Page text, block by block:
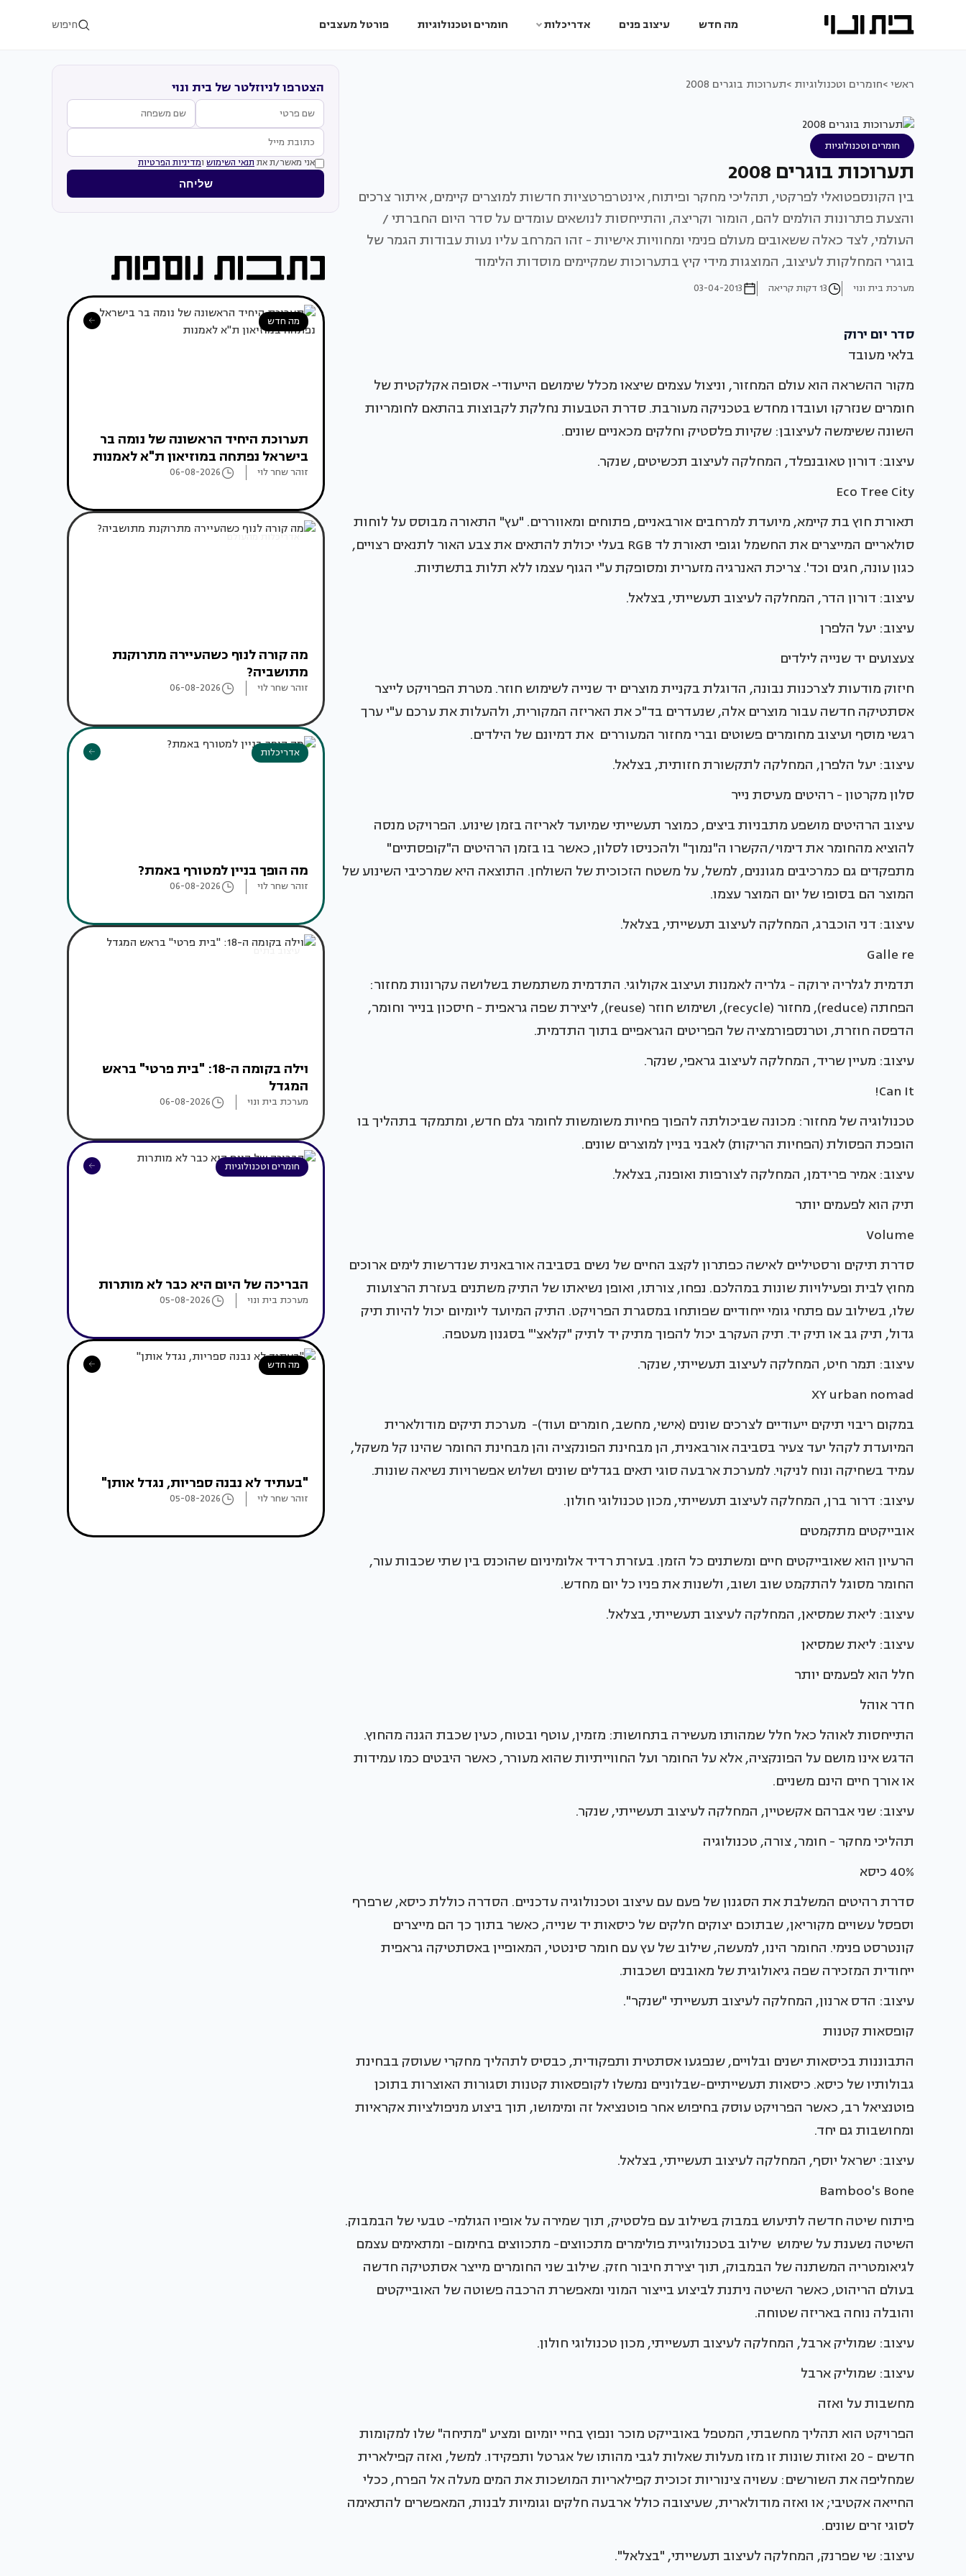
מה חדש עיצוב פנים אדריכלות חומרים וטכנולוגיות פורטל מעצבים חיפוש
ראשי >חומרים וטכנולוגיות >תערוכות בוגרים 2008
חומרים וטכנולוגיות
תערוכות בוגרים 2008
בין הקונספטואלי לפרקטי, תהליכי מחקר ופיתוח, אינטרפרטציות חדשות למוצרים קיימים, איתור צרכים
והצעת פתרונות הולמים להם, הומור וקריצה, והתייחסות לנושאים עומדים על סדר היום החברתי /
העולמי, לצד כאלה ששאובים מעולם פנימי ומחוויות אישיות - זהו המרחב עליו נעות עבודות הגמר של
בוגרי המחלקות לעיצוב, המוצגות מידי קיץ בתערוכות שמקיימים מוסדות הלימוד
מערכת בית ונוי 13 דקות קריאה 03-04-2013
סדר יום ירוק
בלאי מעובד
מקור ההשראה הוא עולם המחזור, וניצול עצמים שיצאו מכלל שימושם הייעודי- אסופה אקלקטית של
חומרים שנזרקו ועובדו מחדש בטכניקה מעורבת. סדרת הטבעות נחלקת לקבוצות בהתאם לחומריות
השונה ששימשה לעיצובן: שקיות פלסטיק וחלקים מכאניים שונים.
עיצוב: דורון טאובנפלד, המחלקה לעיצוב תכשיטים, שנקר.
Eco Tree City
תאורת חוץ בת קיימא, מיועדת למרחבים אורבאניים, פתוחים ומאווררים. "עץ" התאורה מבוסס על לוחות
סולאריים המייצרים את החשמל וגופי תאורת לד RGB בעלי יכולת להתאים את צבע האור לתנאים רצויים,
כגון עונה, חגים וכד'. צריכת האנרגיה מזערית ומסופקת ע"י הגוף עצמו ללא תלות בתשתיות.
עיצוב: דורון הדר, המחלקה לעיצוב תעשייתי, בצלאל.
עיצוב: יעל הלפרן
צעצועים יד שנייה לילדים
חיזוק מודעות לצרכנות נבונה, הדוגלת בקניית מוצרים יד שנייה לשימוש חוזר. מטרת הפרויקט לייצר
אסתטיקה חדשה עבור מוצרים אלה, שנעדרים בד"כ את האריזה המקורית, ולהעלות את ערכם ע"י ערך
רגשי מוסף ועיצוב מחומרים פשוטים וברי מחזור המעוררים את דמיונם של הילדים.
עיצוב: יעל הלפרן, המחלקה לתקשורת חזותית, בצלאל.
סלון מקרטון - רהיטים מעיסת נייר
עיצוב הרהיטים מושפע מתבניות ביצים, כמוצר תעשייתי שמיועד לאריזה בזמן שינוע. הפרויקט מנסה
להוציא מהחומר את דימוי/הקשרו ה"נמוך" ולהכניסו לסלון, כאשר בו בזמן הרהיטים ה"קופסתיים"
מתפקדים גם כמרכיבים מגוננים, למשל, על משטח הזכוכית של השולחן. התוצאה היא שמרכיבי השינוע של
המוצר הם בסופו של יום המוצר עצמו.
עיצוב: דני הוכברג, המחלקה לעיצוב תעשייתי, בצלאל.
Galle re
תדמית לגלריה ירוקה - גלריה לאמנות ועיצוב אקולוגי. התדמית משתמשת בשלושה עקרונות מחזור:
הפחתה (reduce), מחזור (recycle), ושימוש חוזר (reuse), ליצירת שפה גראפית - חיסכון בנייר וחומר,
הדפסה חוזרת, וטרנספורמציה של הפריטים הגראפיים בתוך התדמית.
עיצוב: מעיין שריד, המחלקה לעיצוב גראפי, שנקר.
Can It!
טכנולוגיה של מחזור: מכונה שביכולתה להפוך פחיות משומשות לחומר גלם חדש, ומתמקד בתהליך בו
הופכת הפסולת (הפחיות הריקות) לאבני בניין למוצרים שונים.
עיצוב: אמיר פרידמן, המחלקה לצורפות ואופנה, בצלאל.
תיק הוא לפעמים יותר
Volume
סדרת תיקים ורסטיליים לאישה כפתרון לקצב החיים של נשים בסביבה אורבאנית שנדרשות לימים ארוכים
מחוץ לבית ופעילויות שונות במהלכם. נפחו, צורתו, ואופן נשיאתו של התיק משתנים בעזרת הרצועות
שלו, בשילוב עם פתחי גומי ייחודיים שפותחו במסגרת הפרויקט. התיק המיועד ליומיום יכול להיות תיק
גדול, תיק גב או תיק יד. תיק העקרב יכול להפוך מתיק יד לתיק "קלאצ'" בסגנון מעטפה.
עיצוב: תמר חיט, המחלקה לעיצוב תעשייתי, שנקר.
XY urban nomad
במקום ריבוי תיקים ייעודיים לצרכים שונים (אישי, מחשב, חומרים ועוד)- מערכת תיקים מודולארית
המיועדת לקהל יעד צעיר בסביבה אורבאנית, הן מבחינת הפונקציה והן מבחינת החומר שהינו קל משקל,
עמיד בשחיקה ונוח לניקוי. למערכת ארבעה סוגי תאים בגדלים שונים ושלוש אפשרויות נשיאה שונות.
עיצוב: דרור ברן, המחלקה לעיצוב תעשייתי, מכון טכנולוגי חולון.
אובייקטים מתקמטים
הרעיון הוא שאובייקטים חיים ומשתנים כל הזמן. בעזרת רדיד אלומיניום שהוכנס בין שתי שכבות עור,
החומר מסוגל להתקמט שוב ושוב, ולשנות את פניו כל יום מחדש.
עיצוב: ליאת שמסיאן, המחלקה לעיצוב תעשייתי, בצלאל.
עיצוב: ליאת שמסיאן
חלל הוא לפעמים יותר
חדר אוהל
התייחסות לאוהל כאל חלל שמהותו מעשירה בתחושות: מזמין, עוטף ובטוח, כעין שכבת הגנה מהחוץ.
הדגש אינו מושם על הפונקציה, אלא על החומר ועל החווייתיות שהוא מעורר, כאשר היבטים כמו עמידות
או אורך חיים הינם משניים.
עיצוב: שני אברהם אקשטיין, המחלקה לעיצוב תעשייתי, שנקר.
תהליכי מחקר - חומר, צורה, טכנולוגיה
40% כיסא
סדרת רהיטים המשלבת את הסגנון של פעם עם עיצוב וטכנולוגיה עדכניים. הסדרה כוללת כיסא, שרפרף
וספסל עשויים מקוריאן, שבתוכם יצוקים חלקים של כיסאות יד שנייה, כאשר בתוך כך הם מייצרים
קונטרסט פנימי. החומר הינו, למעשה, שילוב של עץ עם חומר סינטטי, המאופיין באסתטיקה גראפית
ייחודית המזכירה שפה גיאולוגית של מאובנים ושכבות.
עיצוב: הדס ארנון, המחלקה לעיצוב תעשייתי "שנקר".
קופסאות קטנות
התבוננות בכיסאות ישנים ובלויים, שנפגעו אסתטית ותפקודית, כבסיס לתהליך מחקרי שעוסק בבחינת
גבולותיו של כיסא. כיסאות תעשייתיים-שבלוניים נמשלו לקופסאות קטנות וסגורות האוצרות בתוכן
פוטנציאל רב, כאשר הפרויקט עוסק בחיפוש אחר פוטנציאל זה ומימושו, תוך ביצוע מניפולציות אקראיות
ומחושבות גם יחד.
עיצוב: ישראל יוסף, המחלקה לעיצוב תעשייתי, בצלאל.
Bamboo's Bone
פיתוח שיטה חדשה לתיעוש במבוק בשילוב עם פלסטיק, תוך שמירה על אופיו הגולמי- טבעי של הבמבוק.
השיטה נשענת על שימוש שילוב בטכנולוגיית פולימרים מתכווצים- מתכווצים בחימום- ומתאימים עצמם
לגיאומטריה המשתנה של הבמבוק, תוך יצירת חיבור חזק. שילוב שני החומרים מייצר אסתטיקה חדשה
בעולם הריהוט, כאשר השיטה ניתנת לביצוע בייצור המוני ומאפשרת הרכבה פשוטה של האובייקטים
והובלה נוחה באריזה שטוחה.
עיצוב: שמוליק ארבל, המחלקה לעיצוב תעשייתי, מכון טכנולוגי חולון.
עיצוב: שמוליק ארבל
מחשבות על ואזה
הפרויקט הוא תהליך מחשבתי, המטפל באובייקט מוכר ונפוץ בחיי יומיום ומציע "מתיחה" שלו למקומות
חדשים - 20 ואזות שונות זו מזו מעלות שאלות לגבי מהותו של אגרטל ותפקידו. למשל, ואזה קפילארית
שמחליפה את השורשים: עשויה צינוריות זכוכית קפילאריות המושכות את המים מעלה אל הפרח, ככלי
החייאה אקטיבי; או ואזה מודולארית, שעיצובה כולל ארבעה חלקים וגומיות לבנות, המאפשרים להתאימה
לסוגי זרים שונים.
עיצוב: שי שפרנק, המחלקה לעיצוב תעשייתי, "בצלאל".
הצטרפו לניוזלטר של בית ונוי
אני מאשר/ת את תנאי השימוש ומדיניות הפרטיות
שליחה
מה חדש
תערוכת היחיד הראשונה של נומה בר
בישראל נפתחה במוזיאון ת"א לאמנות
זוהר שחר לוי 06-08-2026
אדריכלות מהעולם
מה קורה לנוף כשהעיירה מתרוקנת
מתושביה?
זוהר שחר לוי 06-08-2026
אדריכלות
מה הופך בניין למטורף באמת?
זוהר שחר לוי 06-08-2026
עיצוב בתים
וילה בקומה ה-18: "בית פרטי" בראש
המגדל
מערכת בית ונוי 06-08-2026
חומרים וטכנולוגיות
הבריכה של היום היא כבר לא מותרות
מערכת בית ונוי 05-08-2026
מה חדש
"בעתיד לא נבנה ספריות, נגדל אותן"
זוהר שחר לוי 05-08-2026